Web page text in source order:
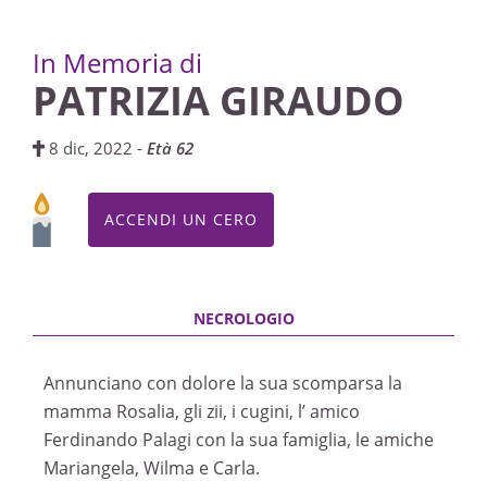
In Memoria di
PATRIZIA GIRAUDO
8 dic, 2022 -Età 62
ACCENDI UN CERO
Annunciano con dolore la sua scomparsa la
mamma Rosalia, gli zii, i cugini, l’ amico
Ferdinando Palagi con la sua famiglia, le amiche
Mariangela, Wilma e Carla.